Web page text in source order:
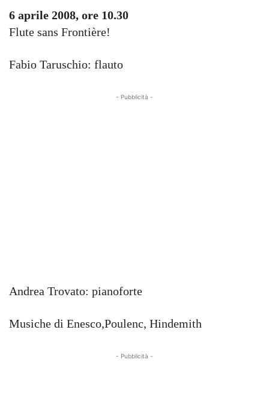
6 aprile 2008, ore 10.30
Flute sans Frontière!
Fabio Taruschio: flauto
- Pubblicità -
Andrea Trovato: pianoforte
Musiche di Enesco,Poulenc, Hindemith
- Pubblicità -